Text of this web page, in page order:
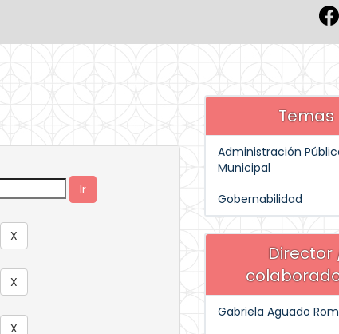
Temas
Administración
Municipal
Gobernabilidad
Director
Gabriela Aguado